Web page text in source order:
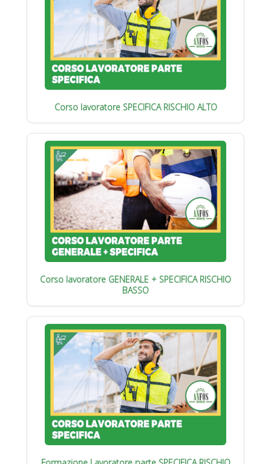
Corso lavoratore SPECIFICA RISCHIO ALTO
Corso lavoratore GENERALE + SPECIFICA RISCHIO
BASSO